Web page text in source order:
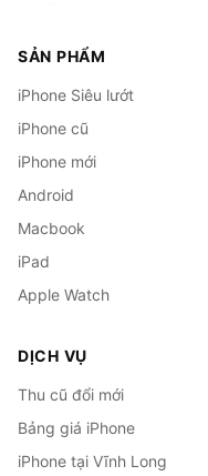
SẢN PHẨM
iPhone Siêu lướt
iPhone cũ
iPhone mới
Android
Macbook
iPad
Apple Watch
DỊCH VỤ
Thu cũ đổi mới
Bảng giá iPhone
iPhone tại Vĩnh Long